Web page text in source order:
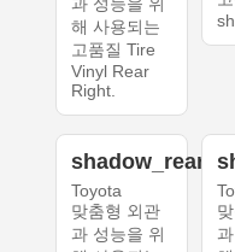
과 성능을 위
해 사용되는
고품질 Tire
Vinyl Rear
Right.
Toyota
맞춤형 외관
과 성능을 위